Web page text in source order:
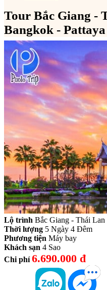
Tour Bắc Giang -
Bangkok -
Lộ trình Bắc Giang - Thái Lan
Thời lượng 5 Ngày 4 Đêm
Phương tiện Máy bay
Khách sạn 4 Sao
Chi phí 6.690.000 đ